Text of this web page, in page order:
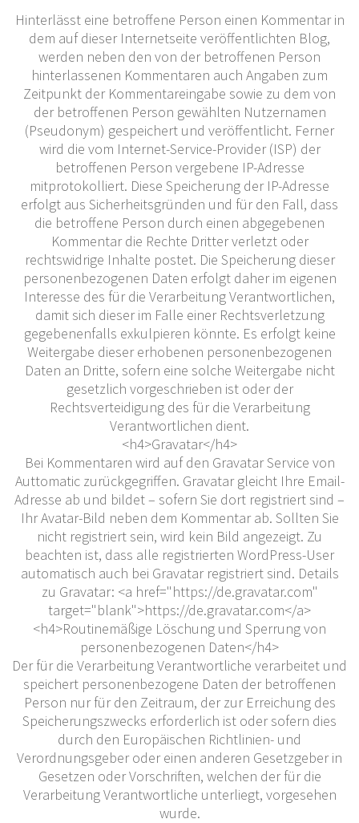
Hinterlässt eine betroffene Person einen Kommentar in
dem auf dieser Internetseite veröffentlichten Blog,
werden neben den von der betroffenen Person
hinterlassenen Kommentaren auch Angaben zum
Zeitpunkt der Kommentareingabe sowie zu dem von
der betroffenen Person gewählten Nutzernamen
(Pseudonym) gespeichert und veröffentlicht. Ferner
wird die vom Internet-Service-Provider (ISP) der
betroffenen Person vergebene IP-Adresse
mitprotokolliert. Diese Speicherung der IP-Adresse
erfolgt aus Sicherheitsgründen und für den Fall, dass
die betroffene Person durch einen abgegebenen
Kommentar die Rechte Dritter verletzt oder
rechtswidrige Inhalte postet. Die Speicherung dieser
personenbezogenen Daten erfolgt daher im eigenen
Interesse des für die Verarbeitung Verantwortlichen,
damit sich dieser im Falle einer Rechtsverletzung
gegebenenfalls exkulpieren könnte. Es erfolgt keine
Weitergabe dieser erhobenen personenbezogenen
Daten an Dritte, sofern eine solche Weitergabe nicht
gesetzlich vorgeschrieben ist oder der
Rechtsverteidigung des für die Verarbeitung
Verantwortlichen dient.
<h4>Gravatar</h4>
Bei Kommentaren wird auf den Gravatar Service von
Auttomatic zurückgegriffen. Gravatar gleicht Ihre Email-
Adresse ab und bildet – sofern Sie dort registriert sind –
Ihr Avatar-Bild neben dem Kommentar ab. Sollten Sie
nicht registriert sein, wird kein Bild angezeigt. Zu
beachten ist, dass alle registrierten WordPress-User
automatisch auch bei Gravatar registriert sind. Details
zu Gravatar: <a href="https://de.gravatar.com"
target="blank">https://de.gravatar.com</a>
<h4>Routinemäßige Löschung und Sperrung von
personenbezogenen Daten</h4>
Der für die Verarbeitung Verantwortliche verarbeitet und
speichert personenbezogene Daten der betroffenen
Person nur für den Zeitraum, der zur Erreichung des
Speicherungszwecks erforderlich ist oder sofern dies
durch den Europäischen Richtlinien- und
Verordnungsgeber oder einen anderen Gesetzgeber in
Gesetzen oder Vorschriften, welchen der für die
Verarbeitung Verantwortliche unterliegt, vorgesehen
wurde.